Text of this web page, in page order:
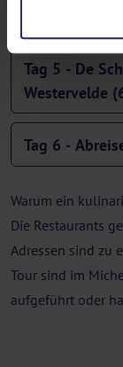
Tag 5 - De
Westervelde
Tag 6 -
Warum ein
Die Restaurants
Adressen sind zu
Tour sind im
aufgeführt oder